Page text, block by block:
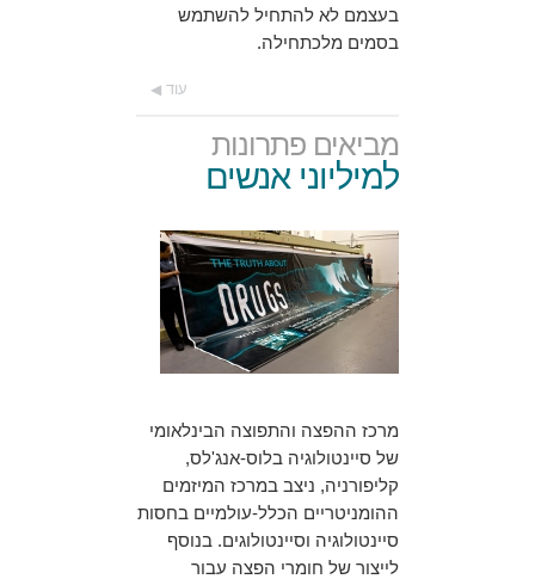
בעצמם לא להתחיל להשתמש
בסמים מלכתחילה.
עוד
מביאים פתרונות
למיליוני אנשים
מרכז ההפצה והתפוצה הבינלאומי
של סיינטולוגיה בלוס-אנג'לס,
קליפורניה, ניצב במרכז המיזמים
ההומניטריים הכלל-עולמיים בחסות
סיינטולוגיה וסיינטולוגים. בנוסף
לייצור של חומרי הפצה עבור